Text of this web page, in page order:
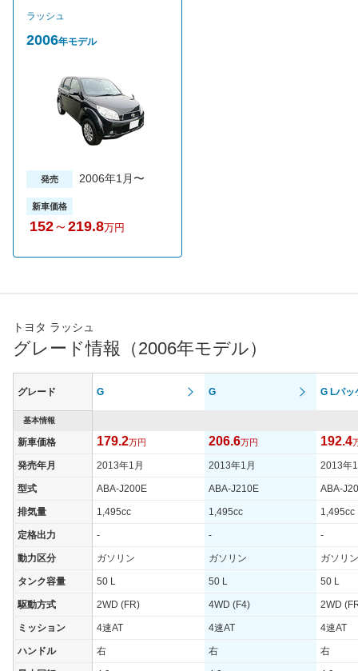
2WD車の上級グレード1.5Gだ。
ラッシュ
2006年モデル
発売 2006年1月〜
新車価格
152～ 219.8万円
トヨタ ラッシュ
グレード情報（2006年モデル）
グレード G G G Lパッ
基本情報
新車価格 179.2万円 206.6万円 192.4
発売年月 2013年1月 2013年1月 2013年
型式 ABA-J200E ABA-J210E ABA-
排気量 1,495cc 1,495cc 1,495cc
定格出力 - - -
動力区分 ガソリン ガソリン ガソリン
タンク容量 50 L 50 L 50 L
駆動方式 2WD (FR) 4WD (F4) 2WD
ミッション 4速AT 4速AT 4速AT
ハンドル 右 右 右